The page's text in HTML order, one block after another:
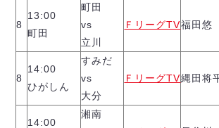
選手の通算記録（Ｆ２）
ヴォスクオーレ仙台
マルバ水戸FC
リガーレヴィア葛飾
Y．S．C．C．横浜
8
13:00
町田
町田
vs
立川
ＦリーグTV福田悠
8
14:00
ひがしん
すみだ
vs
大分
ＦリーグTV縄田将
14:00
湘南